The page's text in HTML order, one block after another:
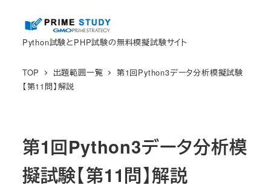
Python試験とPHP試験の無料模擬試験サイト
TOP 出題範囲一覧
第1回Python3データ分析模擬試験
【第11問】解説
第1回Python3データ分析模
擬試験【第11問】解説